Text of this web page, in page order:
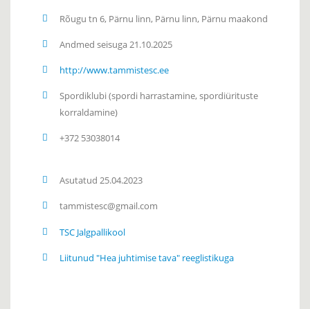
Rõugu tn 6, Pärnu linn, Pärnu linn, Pärnu maakond
Andmed seisuga 21.10.2025
http://www.tammistesc.ee
Spordiklubi(spordi harrastamine, spordiürituste
korraldamine)
+372 53038014
Asutatud 25.04.2023
tammistesc@gmail.com
TSC Jalgpallikool
Liitunud "Hea juhtimise tava" reeglistikuga